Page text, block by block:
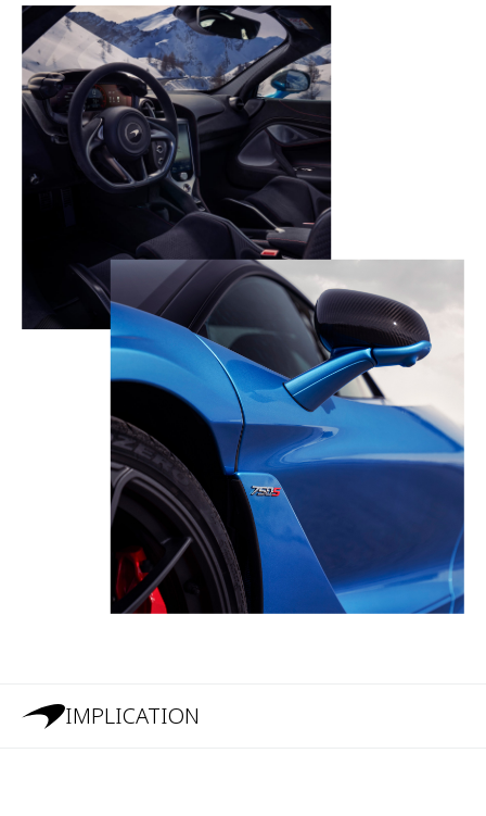
IMPLICATION